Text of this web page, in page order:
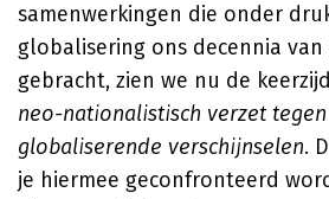
samenwerkingen die onder
globalisering ons decennia
gebracht, zien we nu de
neo-nationalistisch verzet
globaliserende verschijnselen.
je hiermee geconfronteerd